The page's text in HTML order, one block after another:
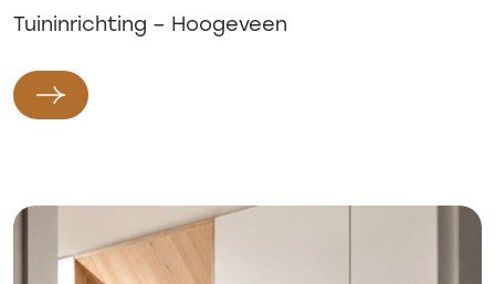
Tuininrichting – Hoogeveen